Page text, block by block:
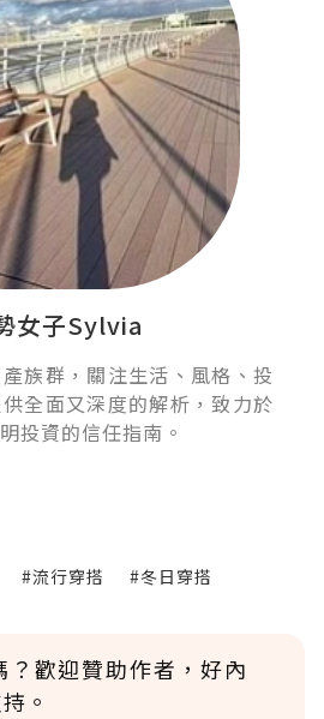
女子Sylvia
族群，關注生活、風格、投
全面又深度的解析，致力於
投資的信任指南。
#流行穿搭 #冬日穿搭
歡迎贊助作者，好內
。